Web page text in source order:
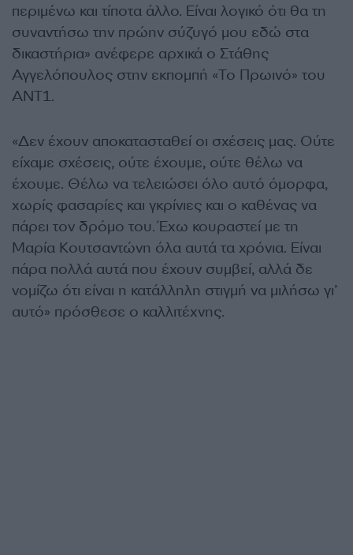
περιμένω και τίποτα άλλο. Είναι λογικό ότι θα τη
συναντήσω την πρώην σύζυγό μου εδώ στα
δικαστήρια» ανέφερε αρχικά ο Στάθης
Αγγελόπουλος στην εκπομπή «Το Πρωινό» του
ΑΝΤ1.
«Δεν έχουν αποκατασταθεί οι σχέσεις μας. Ούτε
είχαμε σχέσεις, ούτε έχουμε, ούτε θέλω να
έχουμε. Θέλω να τελειώσει όλο αυτό όμορφα,
χωρίς φασαρίες και γκρίνιες και ο καθένας να
πάρει τον δρόμο του. Έχω κουραστεί με τη
Μαρία Κουτσαντώνη όλα αυτά τα χρόνια. Είναι
πάρα πολλά αυτά που έχουν συμβεί, αλλά δε
νομίζω ότι είναι η κατάλληλη στιγμή να μιλήσω γι’
αυτό» πρόσθεσε ο καλλιτέχνης.